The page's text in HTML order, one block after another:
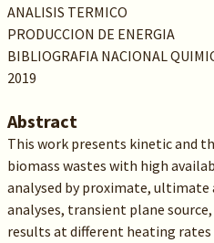
ANALISIS TERMICO
PRODUCCION DE ENERGIA
BIBLIOGRAFIA NACIONAL
2019
Abstract
This work presents kinetic and
biomass wastes with high
analysed by proximate,
analyses, transient plane
results at different heating